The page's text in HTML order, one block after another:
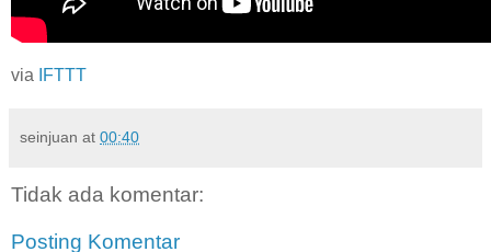
via IFTTT
seinjuan at 00:40
Tidak ada komentar:
Posting Komentar